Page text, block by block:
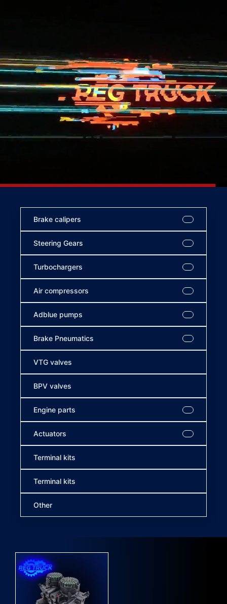
Brake calipers
Steering Gears
Turbochargers
Air compressors
Adblue pumps
Brake Pneumatics
VTG valves
BPV valves
Engine parts
Actuators
Terminal kits
Terminal kits
Other